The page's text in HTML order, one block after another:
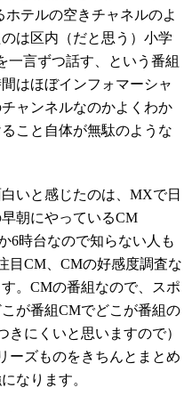
テルの空きチャネルのよ
は区内（だと思う）小学
一言ずつ話す、という番組
はほぼインフォマーシャ
ャンネルなのかよくわか
こと自体が無駄のような
いと感じたのは、MXで日
早朝にやっているCM
6時台なので知らない人も
目CM、CMの好感度調査な
。CMの番組なので、スポ
が番組CMでどこが番組の
にくいと思いますので）
ーズものをきちんとまとめ
なります。